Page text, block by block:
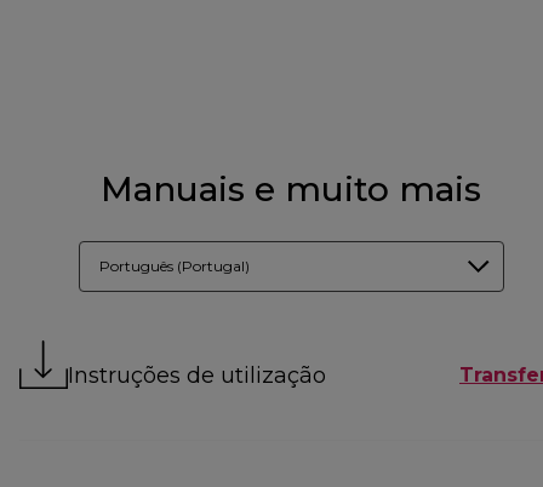
Manuais e muito mais
Português (Portugal)
Instruções de utilização